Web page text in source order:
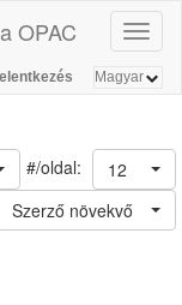
OPAC
#/oldal: 12
Szerző növekvő